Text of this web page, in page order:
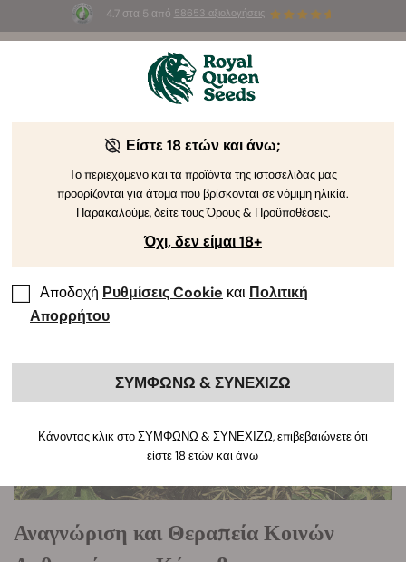
4.7 στα 5 από 58653 αξιολογήσεις
Προσφορά περιορισμένου χρόνου
3d 5h 39m 33s
Οδηγός Καλλιέργειας Κάνναβης από τη Royal Queen Seeds
Ευρετήριο Θεμάτων Οδηγού Καλλιέργειας
Αναγνώριση και Θεραπεία Κοινών
Είστε 18 ετών και άνω;
Το περιεχόμενο και τα προϊόντα της ιστοσελίδας μας
προορίζονται για άτομα που βρίσκονται σε νόμιμη ηλικία.
Παρακαλούμε, δείτε τους Όρους & Προϋποθέσεις.
Όχι, δεν είμαι 18+
Αποδοχή Ρυθμίσεις Cookie και Πολιτική
Απορρήτου
ΣΥΜΦΩΝΩ & ΣΥΝΕΧΙΖΩ
Κάνοντας κλικ στο ΣΥΜΦΩΝΩ & ΣΥΝΕΧΙΖΩ, επιβεβαιώνετε ότι
είστε 18 ετών και άνω